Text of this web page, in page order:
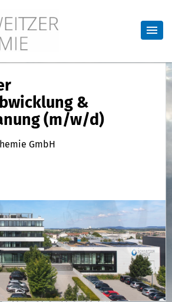
&
(m/w/d)
GmbH